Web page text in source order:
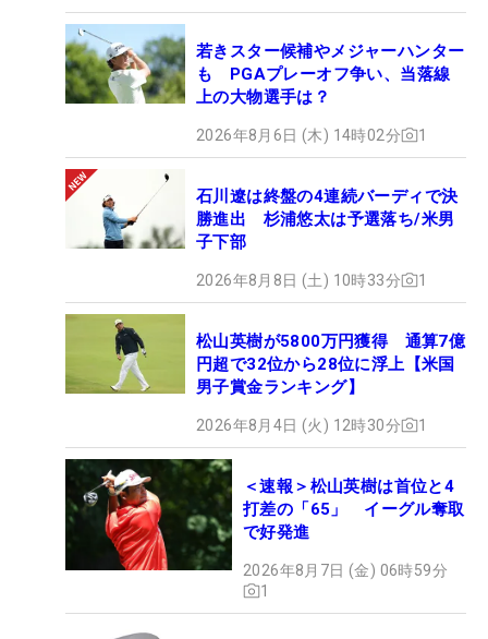
若きスター候補やメジャーハンター
も PGAプレーオフ争い、当落線
上の大物選手は？
2026年8月6日 (木) 14時02分 1
石川遼は終盤の4連続バーディで決
勝進出 杉浦悠太は予選落ち/米男
子下部
2026年8月8日 (土) 10時33分 1
松山英樹が5800万円獲得 通算7億
円超で32位から28位に浮上【米国
男子賞金ランキング】
2026年8月4日 (火) 12時30分 1
＜速報＞松山英樹は首位と4
打差の「65」 イーグル奪取
で好発進
2026年8月7日 (金) 06時59分
1